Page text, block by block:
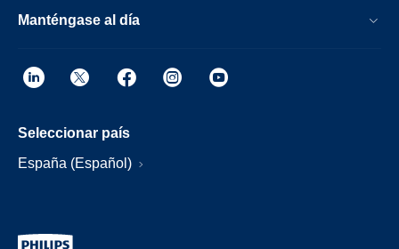
Manténgase al día
Seleccionar país
España (Español)